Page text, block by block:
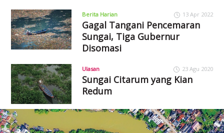
Berita Harian 13 Apr 2022
Gagal Tangani Pencemaran
Sungai, Tiga Gubernur
Disomasi
Ulasan 23 Agu 2020
Sungai Citarum yang Kian
Redum